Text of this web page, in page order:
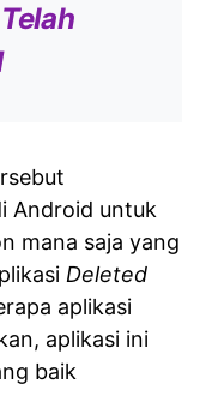
Android untuk
mana saja yang
Deleted
aplikasi
aplikasi ini
baik